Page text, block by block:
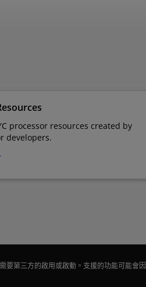
processor resources created by
developers.
要第三方的啟用或啟動。支援的功能可能會